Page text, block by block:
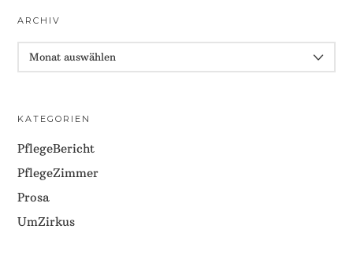
ARCHIV
KATEGORIEN
PflegeBericht
PflegeZimmer
Prosa
UmZirkus